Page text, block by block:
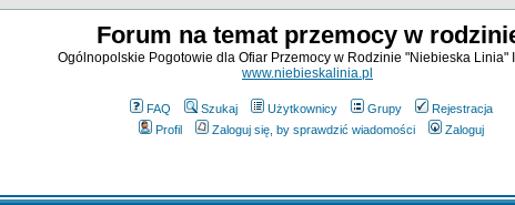
Forum na temat przemocy w
Ogólnopolskie Pogotowie dla Ofiar Przemocy w Rodzinie "Niebieska Linia"
www.niebieskalinia.pl
FAQ Szukaj Użytkownicy Grupy
Rejestracja
Profil
Zaloguj się, by sprawdzić wiadomości Zaloguj